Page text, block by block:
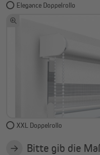
Elegance Doppelrollo
XXL Doppelrollo
Bitte gib die